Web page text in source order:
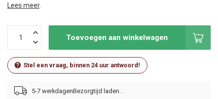
Lees meer.
Toevoegen aan winkelwagen
Stel een vraag, binnen 24 uur antwoord!
5-7 werkdagen